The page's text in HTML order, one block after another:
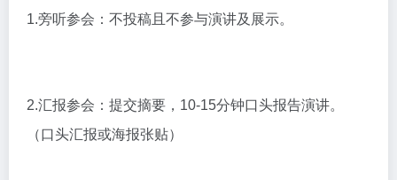
1.旁听参会：不投稿且不参与演讲及展示。
2.汇报参会：提交摘要，10-15分钟口头报告演讲。
（口头汇报或海报张贴）